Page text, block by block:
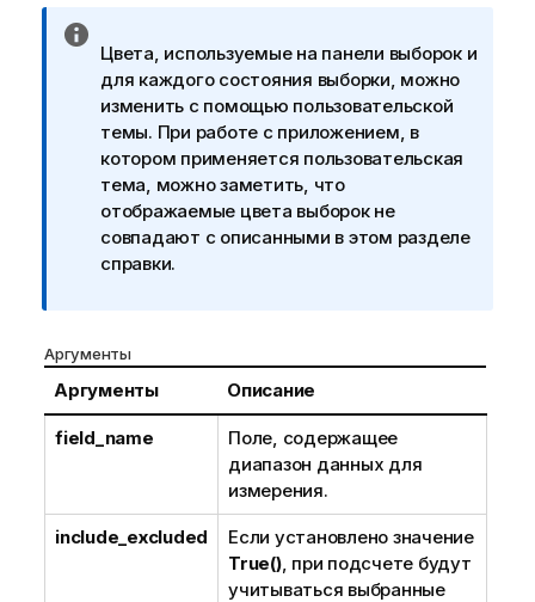
р
и
м
е
ч
а
н
и
е
н
ф
о
м
и
Цвета, используемые на панели выборок и
для каждого состояния выборки, можно
изменить с помощью пользовательской
темы. При работе с приложением, в
котором применяется пользовательская
тема, можно заметить, что
отображаемые цвета выборок не
совпадают с описанными в этом разделе
справки.
Аргументы
Аргументы Описание
field_name
Поле, содержащее
диапазон данных для
измерения.
include_excluded
Если установлено значение
True(), при подсчете будут
учитываться выбранные